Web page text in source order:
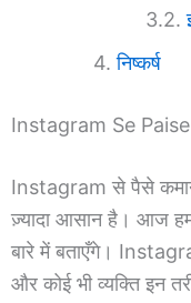
निष्कर्ष
Instagram Se
Instagram से पैसे
ज़्यादा आसान है। आज
बारे में बताएँगे।
और कोई भी व्यक्ति इन